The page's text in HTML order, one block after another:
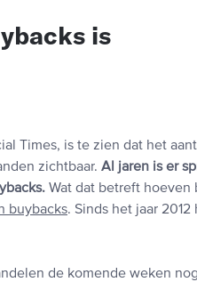
is
Times, is te zien dat het
zichtbaar. Al jaren is er
Wat dat betreft hoeven
buybacks. Sinds het jaar 2012
de komende weken